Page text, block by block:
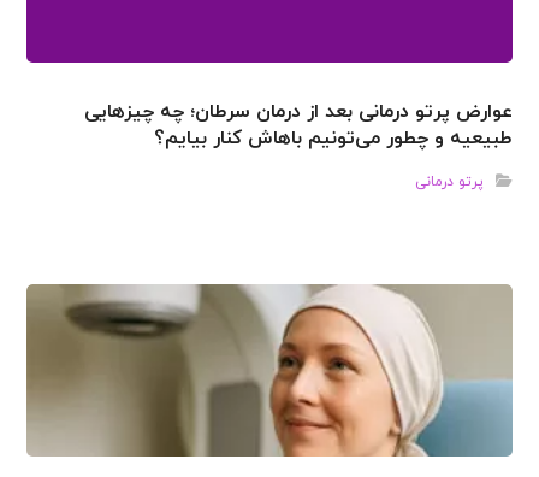
عوارض پرتو درمانی بعد از درمان سرطان؛ چه چیزهایی
طبیعیه و چطور می‌تونیم باهاش کنار بیایم؟
پرتو درمانی